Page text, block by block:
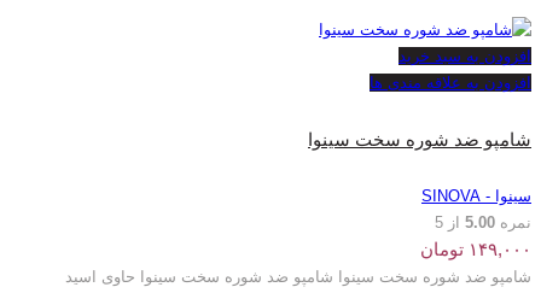
افزودن به سبد خرید
افزودن به علاقه مندی ها
شامپو ضد شوره سخت سینوا
سینوا - SINOVA
نمره 5.00 از 5
۱۴۹,۰۰۰ تومان
شامپو ضد شوره سخت سینوا شامپو ضد شوره سخت سینوا حاوی اسید